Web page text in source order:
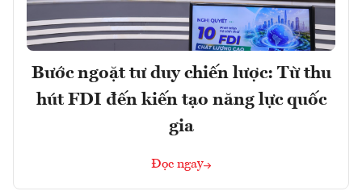
Bước ngoặt tư duy chiến lược: Từ thu
hút FDI đến kiến tạo năng lực quốc
gia
Đọc ngay